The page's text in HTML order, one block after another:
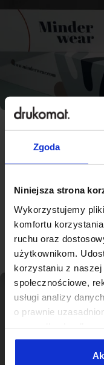
Zgoda
Niniejsza strona
Wykorzystujemy
komfortu
ruchu oraz
użytkownikom.
korzystaniu z
społecznościowe,
usługi analizy
o prawnie
Niektóre z plików
przez naszych
Najlepsza
miarę